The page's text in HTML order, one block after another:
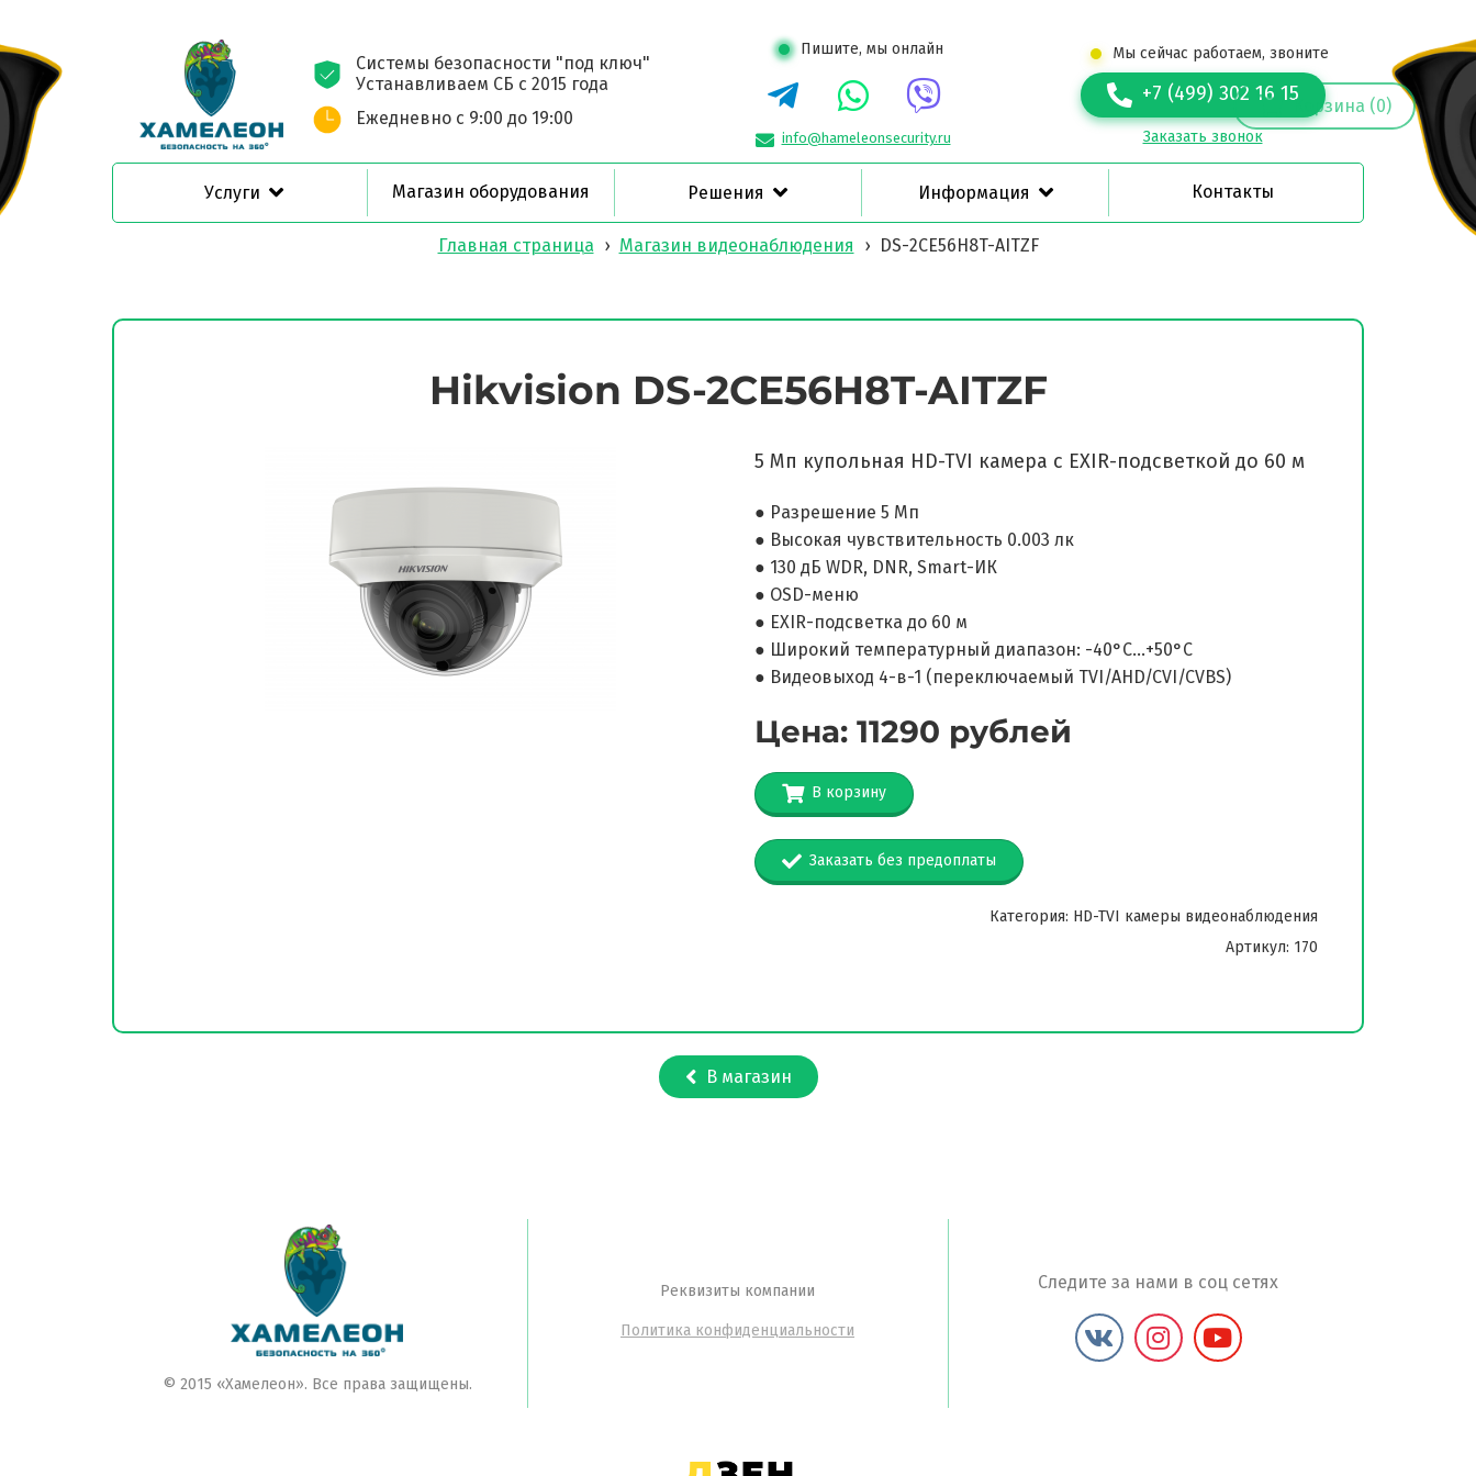
Системы безопасности "под ключ"
Устанавливаем СБ с 2015 года
Ежедневно с 9:00 до 19:00
Пишите, мы онлайн
info@hameleonsecurity.ru
Мы сейчас работаем, звоните
+7 (499) 302 16 15
Заказать звонок
Услуги Магазин оборудования Решения Информация Контакты
Главная страница › Магазин видеонаблюдения › DS-2CE56H8T-AITZF
Hikvision DS-2CE56H8T-AITZF
5 Мп купольная HD-TVI камера с EXIR-подсветкой до 60 м
● Разрешение 5 Мп
● Высокая чувствительность 0.003 лк
● 130 дБ WDR, DNR, Smart-ИК
● OSD-меню
● EXIR-подсветка до 60 м
● Широкий температурный диапазон: -40°C…+50°C
● Видеовыход 4-в-1 (переключаемый TVI/AHD/CVI/CVBS)
Цена: 11290 рублей
В корзину
Заказать без предоплаты
Категория: HD-TVI камеры видеонаблюдения
Артикул: 170
В магазин
© 2015 «Хамелеон». Все права защищены.
Реквизиты компании
Политика конфиденциальности
Следите за нами в соц сетях
Корзина (0)